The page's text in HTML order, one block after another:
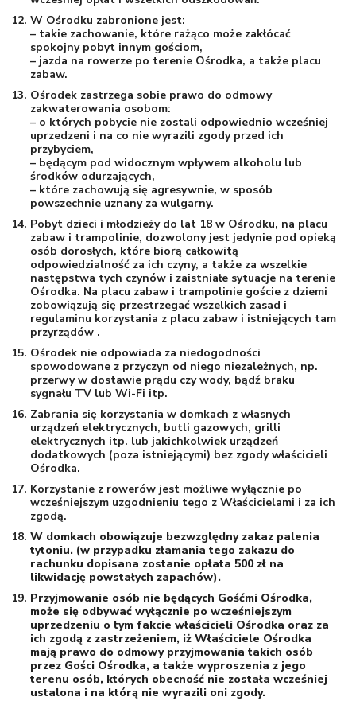
W Ośrodku zabronione jest:
– takie zachowanie, które rażąco może zakłócać
spokojny pobyt innym gościom,
– jazda na rowerze po terenie Ośrodka, a także placu
zabaw.
Ośrodek zastrzega sobie prawo do odmowy
zakwaterowania osobom:
– o których pobycie nie zostali odpowiednio wcześniej
uprzedzeni i na co nie wyrazili zgody przed ich
przybyciem,
– będącym pod widocznym wpływem alkoholu lub
środków odurzających,
– które zachowują się agresywnie, w sposób
powszechnie uznany za wulgarny.
Pobyt dzieci i młodzieży do lat 18 w Ośrodku, na placu
zabaw i trampolinie, dozwolony jest jedynie pod opieką
osób dorosłych, które biorą całkowitą
odpowiedzialność za ich czyny, a także za wszelkie
następstwa tych czynów i zaistniałe sytuacje na terenie
Ośrodka. Na placu zabaw i trampolinie goście z dziemi
zobowiązują się przestrzegać wszelkich zasad i
regulaminu korzystania z placu zabaw i istniejących tam
przyrządów .
Ośrodek nie odpowiada za niedogodności
spowodowane z przyczyn od niego niezależnych, np.
przerwy w dostawie prądu czy wody, bądź braku
sygnału TV lub Wi-Fi itp.
Zabrania się korzystania w domkach z własnych
urządzeń elektrycznych, butli gazowych, grilli
elektrycznych itp. lub jakichkolwiek urządzeń
dodatkowych (poza istniejącymi) bez zgody właścicieli
Ośrodka.
Korzystanie z rowerów jest możliwe wyłącznie po
wcześniejszym uzgodnieniu tego z Właścicielami i za ich
zgodą.
W domkach obowiązuje bezwzględny zakaz palenia
tytoniu. (w przypadku złamania tego zakazu do
rachunku dopisana zostanie opłata 500 zł na
likwidację powstałych zapachów).
Przyjmowanie osób nie będących Gośćmi Ośrodka,
może się odbywać wyłącznie po wcześniejszym
uprzedzeniu o tym fakcie właścicieli Ośrodka oraz za
ich zgodą z zastrzeżeniem, iż Właściciele Ośrodka
mają prawo do odmowy przyjmowania takich osób
przez Gości Ośrodka, a także wyproszenia z jego
terenu osób, których obecność nie została wcześniej
ustalona i na którą nie wyrazili oni zgody.